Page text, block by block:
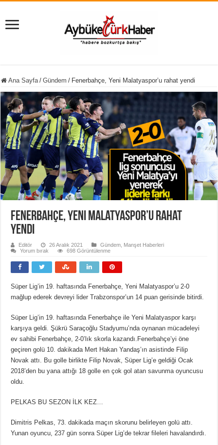
Ana Sayfa / Gündem / Fenerbahçe, Yeni Malatyaspor’u rahat yendi
Fenerbahçe, Yeni Malatyaspor’u rahat
yendi
Editör 26 Aralık 2021 Gündem Manşet Haberleri
Yorum bırak
698 Görüntülenme
Süper Lig’in 19. haftasında Fenerbahçe, Yeni Malatyaspor’u 2-0
mağlup ederek devreyi lider Trabzonspor’un 14 puan gerisinde bitirdi.
Süper Lig’in 19. haftasında Fenerbahçe ile Yeni Malatyaspor karşı
karşıya geldi. Şükrü Saraçoğlu Stadyumu’nda oynanan mücadeleyi
ev sahibi Fenerbahçe, 2-0’lık skorla kazandı.Fenerbahçe’yi öne
geçiren golü 10. dakikada Mert Hakan Yandaş’ın asistinde Filip
Novak attı. Bu golle birlikte Filip Novak, Süper Lig’e geldiği Ocak
2018’den bu yana attığı 18 golle en çok gol atan savunma oyuncusu
oldu.
PELKAS BU SEZON İLK KEZ…
Dimitris Pelkas, 73. dakikada maçın skorunu belirleyen golü attı.
Yunan oyuncu, 237 gün sonra Süper Lig’de tekrar fileleri havalandırdı.